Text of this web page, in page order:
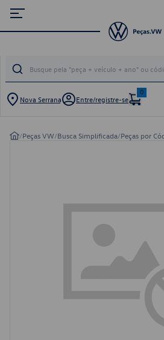
Nova Serrana Entre/registre-se
0
/Peças VW/Busca Simplificada/Peças por